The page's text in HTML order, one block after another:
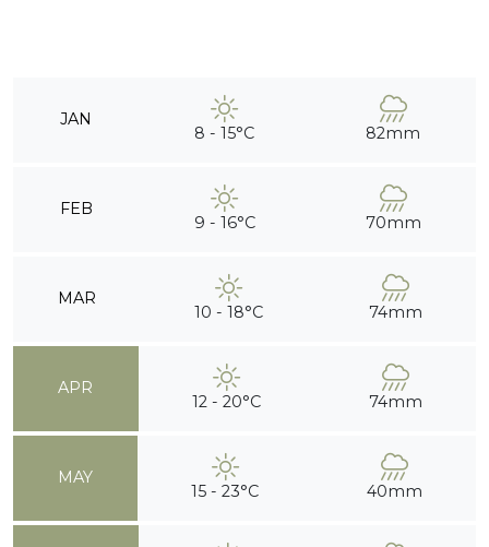
JAN
8 - 15°C 82mm
FEB
9 - 16°C 70mm
MAR
10 - 18°C 74mm
APR
12 - 20°C 74mm
MAY
15 - 23°C 40mm